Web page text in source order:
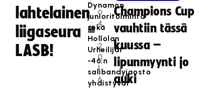
lahtelainen
liigaseura
LASB!
0
4
.
2
0
1
6
Dynamon
junioritoiminta
sekä
Hollolan
Urheilijat
-46:n
salibandyjaosto
yhdistyvät
Champions Cup
vauhtiin tässä
kuussa –
lipunmyynti jo
auki